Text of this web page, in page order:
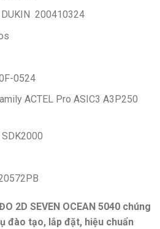
200410324
0524
ACTEL Pro ASIC3 A3P250
2D SEVEN OCEAN 5040 chúng
đào tạo, lắp đặt, hiệu chuẩn